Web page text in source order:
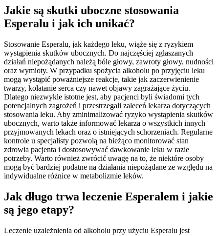
Jakie są skutki uboczne stosowania
Esperalu i jak ich unikać?
Stosowanie Esperalu, jak każdego leku, wiąże się z ryzykiem
wystąpienia skutków ubocznych. Do najczęściej zgłaszanych
działań niepożądanych należą bóle głowy, zawroty głowy, nudności
oraz wymioty. W przypadku spożycia alkoholu po przyjęciu leku
mogą wystąpić poważniejsze reakcje, takie jak zaczerwienienie
twarzy, kołatanie serca czy nawet objawy zagrażające życiu.
Dlatego niezwykle istotne jest, aby pacjenci byli świadomi tych
potencjalnych zagrożeń i przestrzegali zaleceń lekarza dotyczących
stosowania leku. Aby zminimalizować ryzyko wystąpienia skutków
ubocznych, warto także informować lekarza o wszystkich innych
przyjmowanych lekach oraz o istniejących schorzeniach. Regularne
kontrole u specjalisty pozwolą na bieżąco monitorować stan
zdrowia pacjenta i dostosowywać dawkowanie leku w razie
potrzeby. Warto również zwrócić uwagę na to, że niektóre osoby
mogą być bardziej podatne na działania niepożądane ze względu na
indywidualne różnice w metabolizmie leków.
Jak długo trwa leczenie Esperalem i jakie
są jego etapy?
Leczenie uzależnienia od alkoholu przy użyciu Esperalu jest